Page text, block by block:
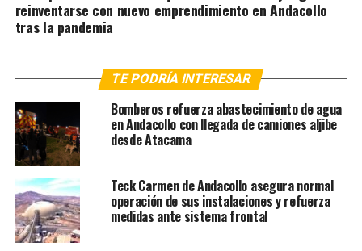
reinventarse con nuevo emprendimiento en Andacollo
tras la pandemia
TE PODRÍA INTERESAR
Bomberos refuerza abastecimiento de agua
en Andacollo con llegada de camiones aljibe
desde Atacama
Teck Carmen de Andacollo asegura normal
operación de sus instalaciones y refuerza
medidas ante sistema frontal